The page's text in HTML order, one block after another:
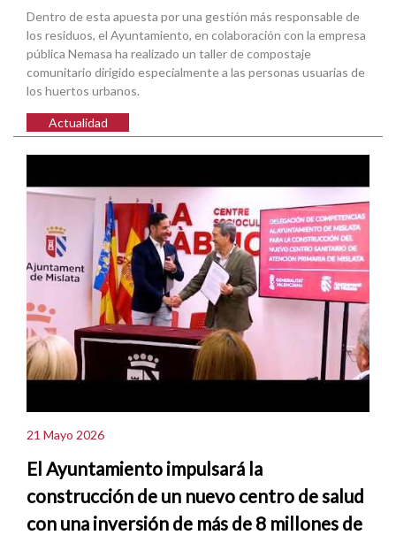
Dentro de esta apuesta por una gestión más responsable de
los residuos, el Ayuntamiento, en colaboración con la empresa
pública Nemasa ha realizado un taller de compostaje
comunitario dirigido especialmente a las personas usuarias de
los huertos urbanos.
Actualidad
21 Mayo 2026
El Ayuntamiento impulsará la
construcción de un nuevo centro de salud
con una inversión de más de 8 millones de